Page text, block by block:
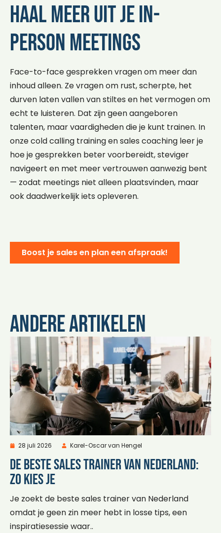
Haal meer uit je in-
person meetings
Face-to-face gesprekken vragen om meer dan
inhoud alleen. Ze vragen om rust, scherpte, het
durven laten vallen van stiltes en het vermogen om
echt te luisteren. Dat zijn geen aangeboren
talenten, maar vaardigheden die je kunt trainen. In
onze cold calling training en sales coaching leer je
hoe je gesprekken beter voorbereidt, steviger
navigeert en met meer vertrouwen aanwezig bent
— zodat meetings niet alleen plaatsvinden, maar
ook daadwerkelijk iets opleveren.
Boost je sales en plan een afspraak!
Andere artikelen
28 juli 2026 Karel-Oscar van Hengel
De beste sales trainer van Nederland:
zo kies je
Je zoekt de beste sales trainer van Nederland
omdat je geen zin meer hebt in losse tips, een
inspiratiesessie waar..